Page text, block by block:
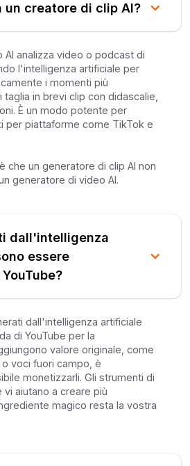
un creatore di clip AI?
AI analizza video o podcast di
l'intelligenza artificiale per
i momenti più
in brevi clip con didascalie,
È un modo potente per
per piattaforme come TikTok e
che un generatore di clip AI non
generatore di video AI.
dall'intelligenza
essere
dall'intelligenza artificiale
di YouTube per la
valore originale, come
voci fuori campo, è
monetizzarli. Gli strumenti di
vi aiutano a creare più
magico resta la vostra